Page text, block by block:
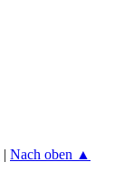
| Nach oben ▲